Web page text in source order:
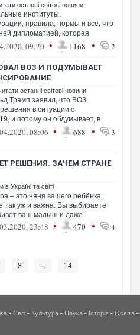
останні світові новини
институты,
правила, нормы и всё, что
дипломатией, которая
09:20 • 1168 • 2
ВОЗ И ПОДУМЫВАЕТ
останні світові новини
Трамп заявил, что ВОЗ
в ситуации с
и потому он обдумывает, в
08:06 • 688 • 3
РЕШЕНИЯ. ЗАЧЕМ СТРАНЕ
Україні та світі
– это няня вашего ребёнка.
так уж и важна. Вы выбираете
ваш малыш и даже ...
23:48 • 470 • 4
8 ... 14
• Світ • Культура • Наука • Історія • Освіта •